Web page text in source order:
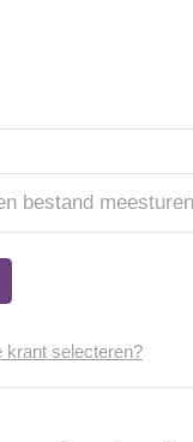
bestand
krant selecteren?